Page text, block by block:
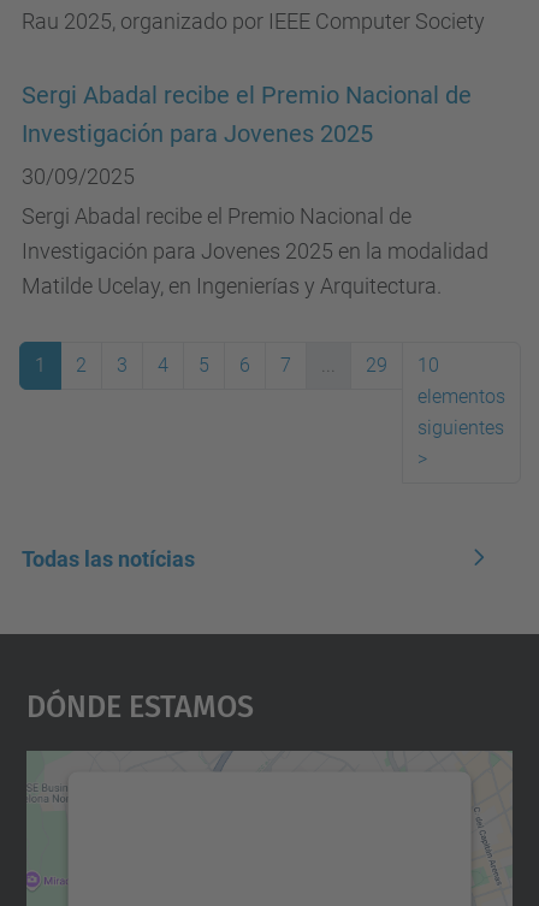
Rau 2025, organizado por IEEE Computer Society
Sergi Abadal recibe el Premio Nacional de
Investigación para Jovenes 2025
30/09/2025
Sergi Abadal recibe el Premio Nacional de
Investigación para Jovenes 2025 en la modalidad
Matilde Ucelay, en Ingenierías y Arquitectura.
1 2 3 4 5 6 7 ... 29
10
elementos
siguientes
>
Todas las notícias
Dónde Estamos